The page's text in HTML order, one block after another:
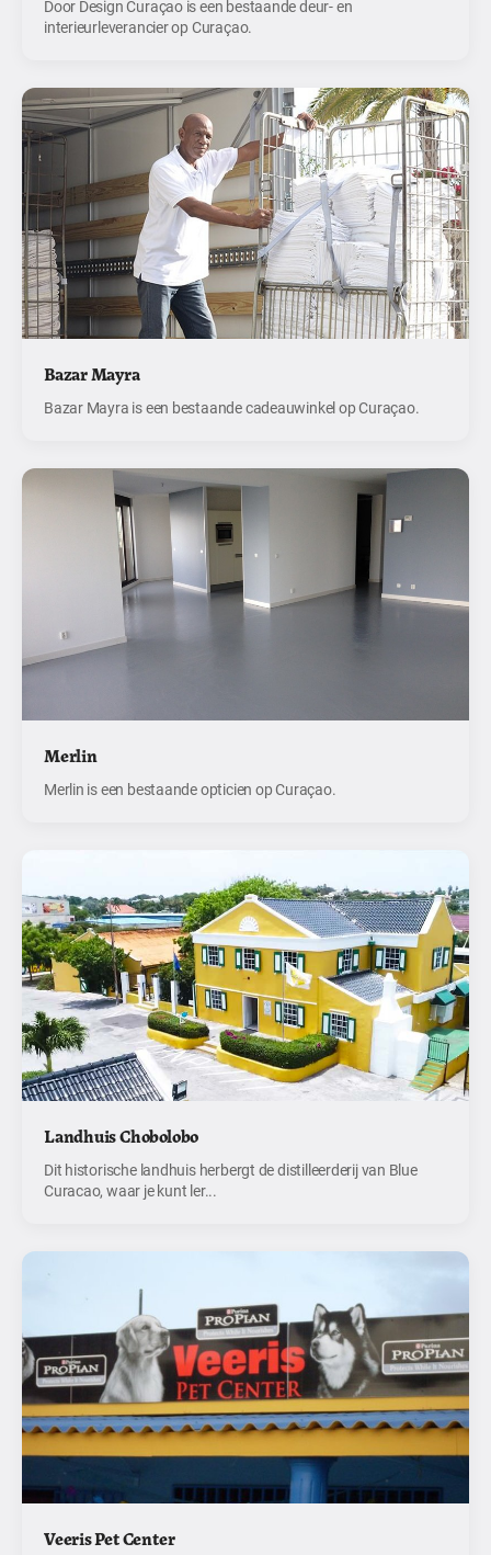
Door Design Curaçao is een bestaande deur- en
interieurleverancier op Curaçao.
Bazar Mayra
Bazar Mayra is een bestaande cadeauwinkel op Curaçao.
Merlin
Merlin is een bestaande opticien op Curaçao.
Landhuis Chobolobo
Dit historische landhuis herbergt de distilleerderij van Blue
Curacao, waar je kunt ler...
Veeris Pet Center